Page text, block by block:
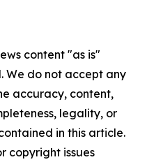
content "as is"
We do not accept any
accuracy, content,
legality, or
in this article.
copyright issues